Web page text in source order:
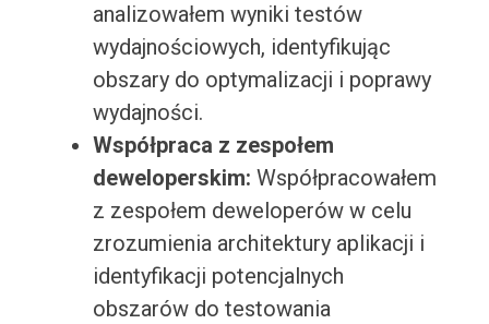
analizowałem wyniki testów
wydajnościowych, identyfikując
obszary do optymalizacji i poprawy
wydajności.
Współpraca z zespołem
deweloperskim: Współpracowałem
z zespołem deweloperów w celu
zrozumienia architektury aplikacji i
identyfikacji potencjalnych
obszarów do testowania